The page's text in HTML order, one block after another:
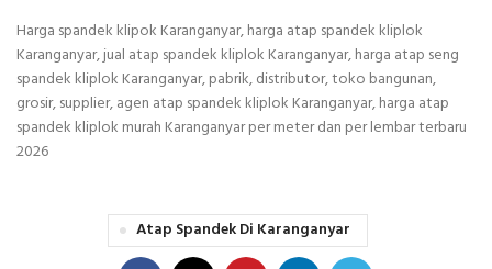
Harga spandek klipok Karanganyar, harga atap spandek kliplok
Karanganyar, jual atap spandek kliplok Karanganyar, harga atap seng
spandek kliplok Karanganyar, pabrik, distributor, toko bangunan,
grosir, supplier, agen atap spandek kliplok Karanganyar, harga atap
spandek kliplok murah Karanganyar per meter dan per lembar terbaru
2026
Atap Spandek Di Karanganyar